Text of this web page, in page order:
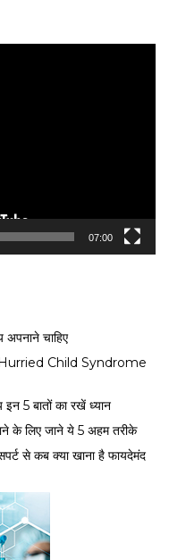
07:00
अपनाने चाहिए
Hurried Child Syndrome
इन 5 बातों का रखें ध्यान
के लिए जाने ये 5 अहम तरीके
से कब क्या खाना है फायदेमंद